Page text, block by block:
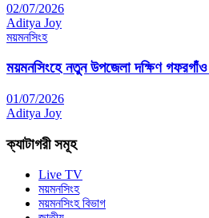
02/07/2026
Aditya Joy
ময়মনসিংহ
ময়মনসিংহে নতুন উপজেলা দক্ষিণ
01/07/2026
Aditya Joy
ক্যাটাগরী সমূহ
Live TV
ময়মনসিংহ
ময়মনসিংহ বিভাগ